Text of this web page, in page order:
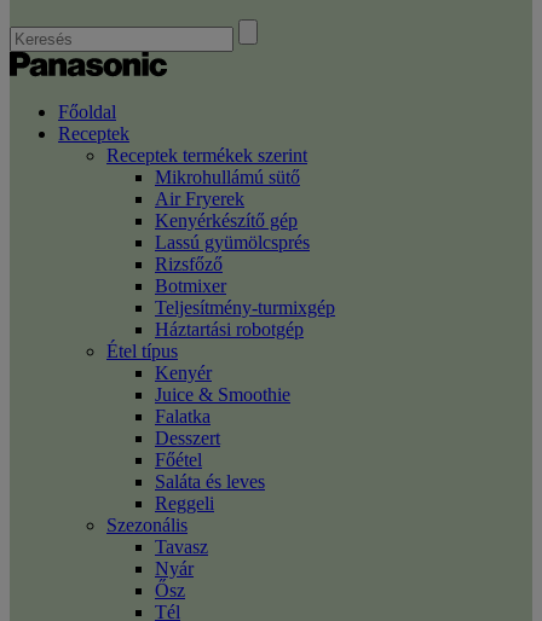
Főoldal
Receptek
Receptek termékek szerint
Mikrohullámú sütő
Air Fryerek
Kenyérkészítő gép
Lassú gyümölcsprés
Rizsfőző
Botmixer
Teljesítmény-turmixgép
Háztartási robotgép
Étel típus
Kenyér
Juice & Smoothie
Falatka
Desszert
Főétel
Saláta és leves
Reggeli
Szezonális
Tavasz
Nyár
Ősz
Tél